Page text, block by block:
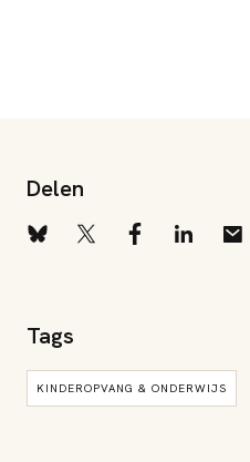
Delen
Tags
KINDEROPVANG & ONDERWIJS